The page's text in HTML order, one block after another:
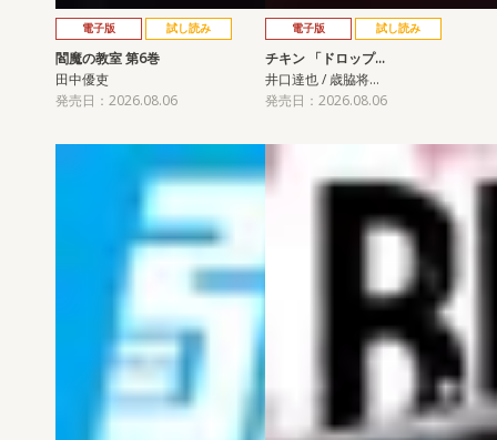
電子版 試し読み
閻魔の教室 第6巻
田中優吏
発売日：2026.08.06
電子版 試し読み
チキン 「ドロップ…
井口達也 / 歳脇将…
発売日：2026.08.06